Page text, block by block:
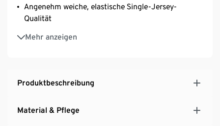
Angenehm weiche, elastische Single-Jersey-
Qualität
Mehr anzeigen
Unsere Models tragen Grösse M/38
Produktbeschreibung
Material & Pflege